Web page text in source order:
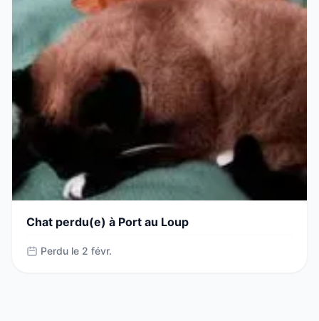
Chat perdu(e) à Port au Loup
Perdu le 2 févr.